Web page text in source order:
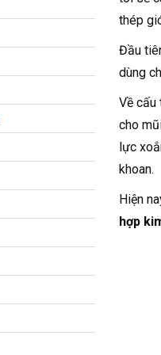
thép
Đầu
dùng
Về cấu
cho
lực
khoan.
Hiện
hợp